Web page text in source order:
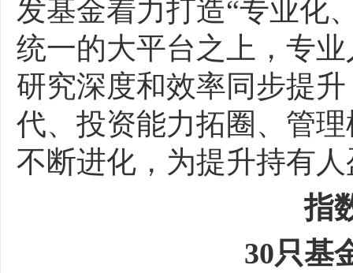
发基金着力打造“专业化
统一的大平台之上，专
研究深度和效率同步提
代、投资能力拓圈、管
不断进化，为提升持有
指
30只基金